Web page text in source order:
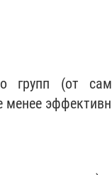
групп (от
менее